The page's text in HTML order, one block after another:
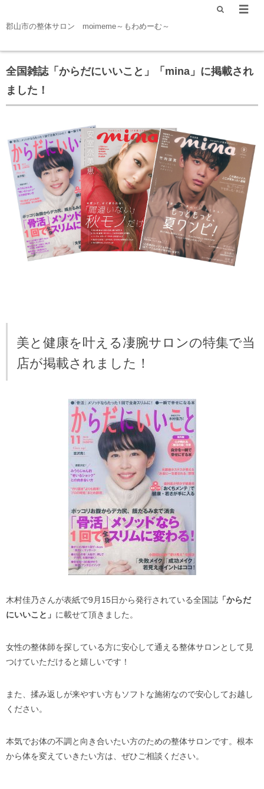
郡山市の整体サロン moimeme～もわめーむ～
全国雑誌「からだにいいこと」「mina」に掲載され
ました！
美と健康を叶える凄腕サロンの特集で当
店が掲載されました！
木村佳乃さんが表紙で9月15日から発行されている全国誌 「からだ
にいいこと」 に載せて頂きました。
女性の整体師を探している方に安心して通える整体サロンとして見
つけていただけると嬉しいです！
また、揉み返しが来やすい方もソフトな施術なので安心してお越し
ください。
本気でお体の不調と向き合いたい方のための整体サロンです。根本
から体を変えていきたい方は、ぜひご相談ください。